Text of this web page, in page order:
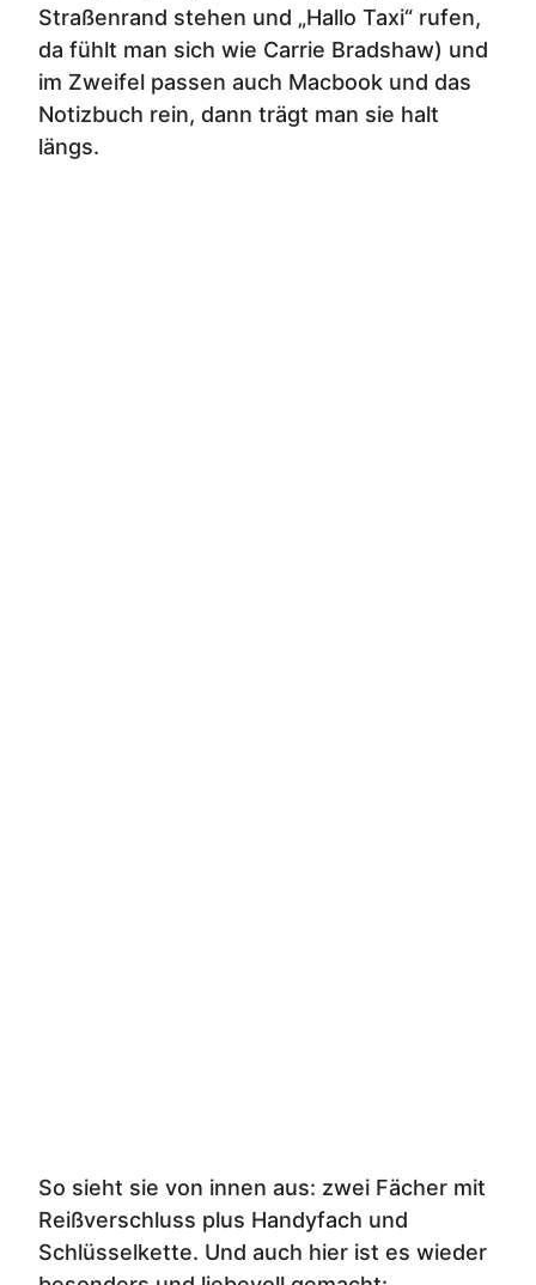
Straßenrand stehen und „Hallo Taxi“ rufen,
da fühlt man sich wie Carrie Bradshaw) und
im Zweifel passen auch Macbook und das
Notizbuch rein, dann trägt man sie halt
längs.
So sieht sie von innen aus: zwei Fächer mit
Reißverschluss plus Handyfach und
Schlüsselkette. Und auch hier ist es wieder